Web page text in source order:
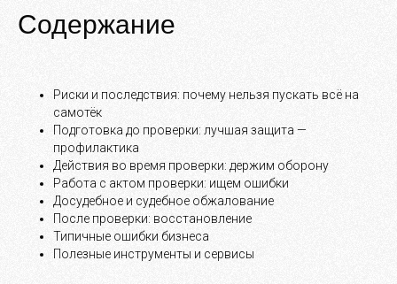
Содержание
Риски и последствия: почему нельзя пускать всё на
самотёк
Подготовка до проверки: лучшая защита —
профилактика
Действия во время проверки: держим оборону
Работа с актом проверки: ищем ошибки
Досудебное и судебное обжалование
После проверки: восстановление
Типичные ошибки бизнеса
Полезные инструменты и сервисы